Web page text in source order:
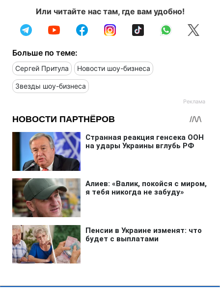
Или читайте нас там, где вам удобно!
Больше по теме:
Сергей Притула Новости шоу-бизнеса
Звезды шоу-бизнеса